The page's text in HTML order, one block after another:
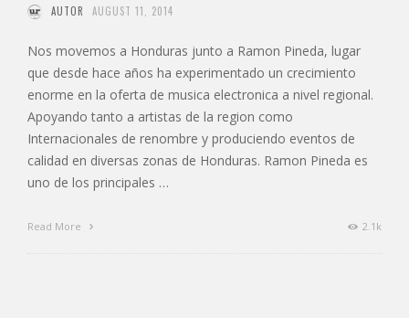
AUTOR AUGUST 11, 2014
Nos movemos a Honduras junto a Ramon Pineda, lugar
que desde hace años ha experimentado un crecimiento
enorme en la oferta de musica electronica a nivel regional.
Apoyando tanto a artistas de la region como
Internacionales de renombre y produciendo eventos de
calidad en diversas zonas de Honduras. Ramon Pineda es
uno de los principales …
Read More 2.1k